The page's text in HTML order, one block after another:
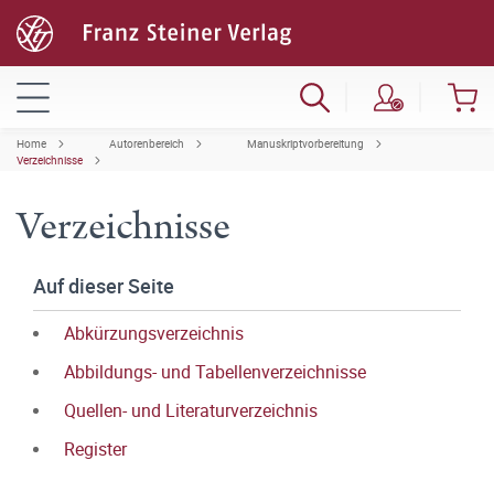
Home Autorenbereich
Manuskriptvorbereitung
Verzeichnisse
Verzeichnisse
Auf dieser Seite
Abkürzungsverzeichnis
Abbildungs- und Tabellenverzeichnisse
Quellen- und Literaturverzeichnis
Register